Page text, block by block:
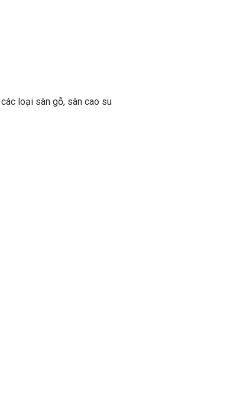
loại sàn gỗ, sàn cao su